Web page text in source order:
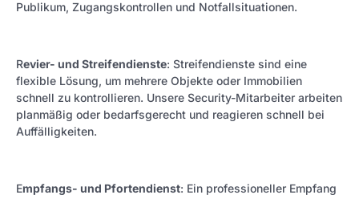
Publikum, Zugangskontrollen und Notfallsituationen.
Revier- und Streifendienste: Streifendienste sind eine
flexible Lösung, um mehrere Objekte oder Immobilien
schnell zu kontrollieren. Unsere Security-Mitarbeiter arbeiten
planmäßig oder bedarfsgerecht und reagieren schnell bei
Auffälligkeiten.
Empfangs- und Pfortendienst: Ein professioneller Empfang